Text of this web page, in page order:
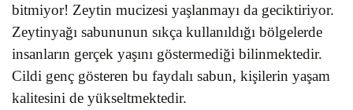
bitmiyor! Zeytin mucizesi yaşlanmayı da geciktiriyor.
Zeytinyağı sabununun sıkça kullanıldığı bölgelerde
insanların gerçek yaşını göstermediği bilinmektedir.
Cildi genç gösteren bu faydalı sabun, kişilerin yaşam
kalitesini de yükseltmektedir.